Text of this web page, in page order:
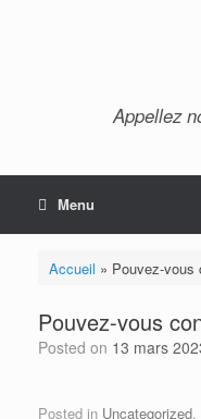
Appellez
Menu
Accueil » Pouvez-vous
Pouvez-vous
Posted on 13 mars
Posted in Uncategorized.